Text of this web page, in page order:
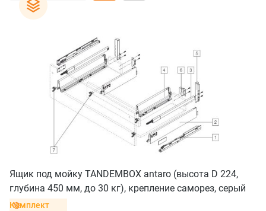
Ящик под мойку TANDEMBOX antaro (высота D 224,
глубина 450 мм, до 30 кг), крепление саморез, серый
орион
Комплект